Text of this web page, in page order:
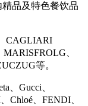
品及特色餐饮品
CAGLIARI
、
等。
、Gucci、
Chloé、FENDI、